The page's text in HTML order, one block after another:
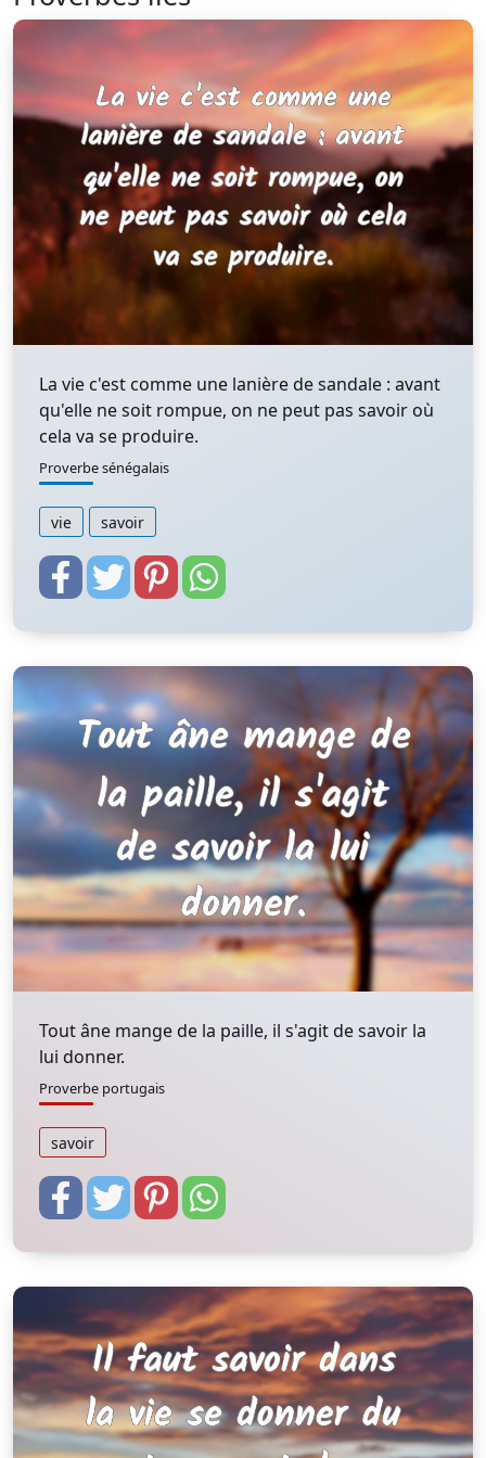
La vie c'est comme une lanière de sandale : avant
qu'elle ne soit rompue, on ne peut pas savoir où
cela va se produire.
Proverbe sénégalais
vie savoir
Tout âne mange de la paille, il s'agit de savoir la
lui donner.
Proverbe portugais
savoir